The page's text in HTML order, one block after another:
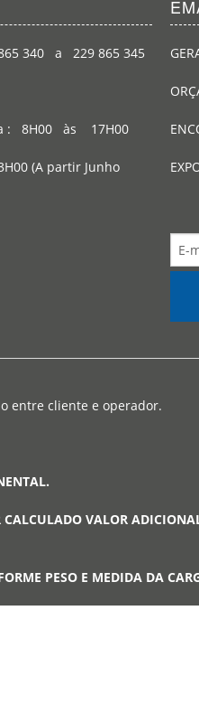
340 a 229 865 345
: 8H00 às 17H00
(A partir Junho
entre cliente e operador.
VALOR
PESO E MEDIDA DA